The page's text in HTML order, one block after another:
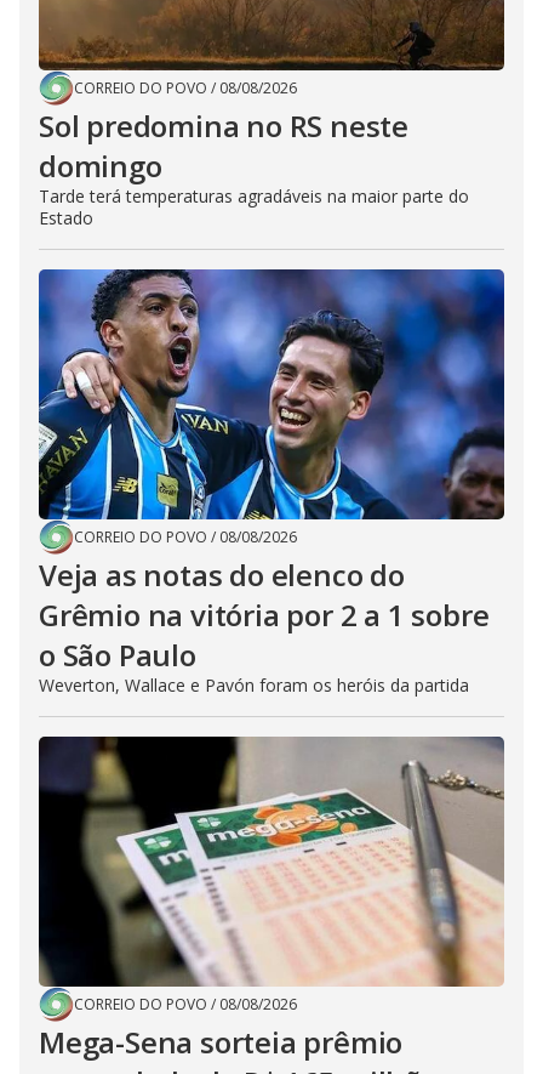
CORREIO DO POVO / 08/08/2026
Sol predomina no RS neste
domingo
Tarde terá temperaturas agradáveis na maior parte do
Estado
CORREIO DO POVO / 08/08/2026
Veja as notas do elenco do
Grêmio na vitória por 2 a 1 sobre
o São Paulo
Weverton, Wallace e Pavón foram os heróis da partida
CORREIO DO POVO / 08/08/2026
Mega-Sena sorteia prêmio